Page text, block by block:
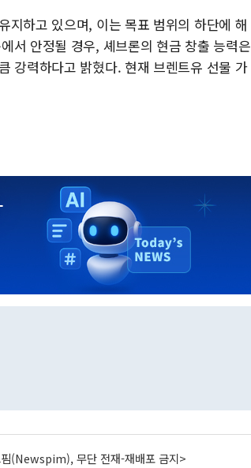
지하고 있으며, 이는 목표 범위의 하단에 해
서 안정될 경우, 셰브론의 현금 창출 능력은
강력하다고 밝혔다. 현재 브렌트유 선물 가
(Newspim), 무단 전재-재배포 금지>